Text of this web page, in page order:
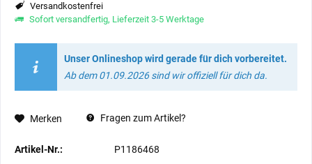
Versandkostenfrei
Sofort versandfertig, Lieferzeit 3-5 Werktage
Unser Onlineshop wird gerade für dich vorbereitet.
Ab dem 01.09.2026 sind wir offiziell für dich da.
Merken Fragen zum Artikel?
Artikel-Nr.: P1186468